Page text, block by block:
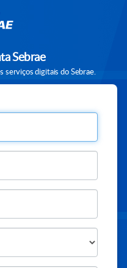
Sebrae
serviços digitais do Sebrae.